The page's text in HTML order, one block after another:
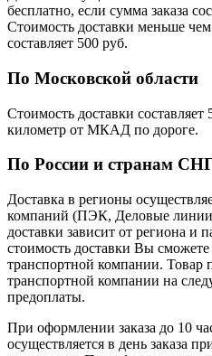
бесплатно, если сумма заказа
Стоимость доставки меньше
cоставляет 500 руб.
По Московской области
Стоимость доставки
километр от МКАД по дороге.
По России и странам
Доставка в регионы
компаний (ПЭК, Деловые
доставки зависит от региона и
стоимость доставки Вы
транспортной компании. Товар
транспортной компании на
предоплаты.
При оформлении заказа до 10
осуществляется в день заказа